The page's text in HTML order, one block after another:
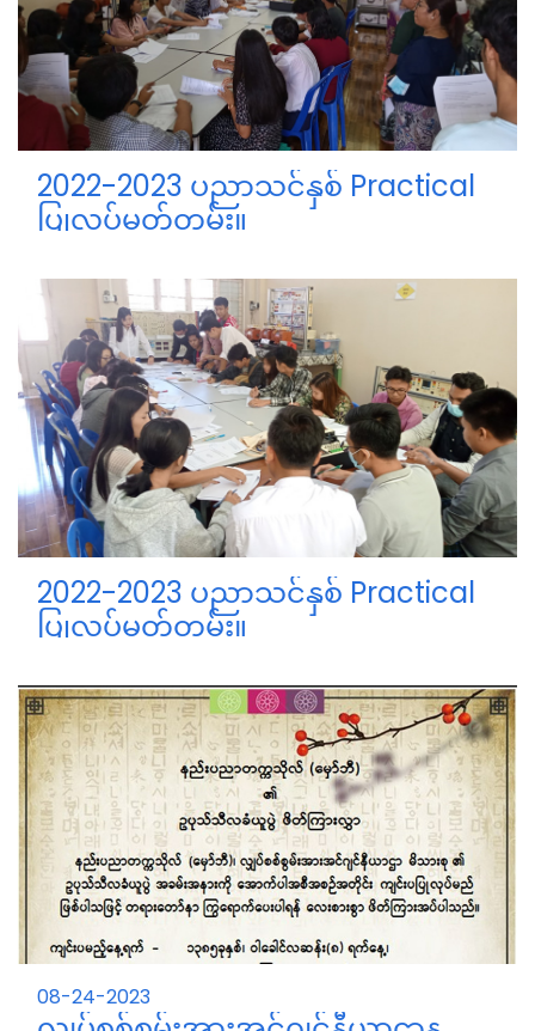
2022-2023 ပညာသင်နှစ် Practical
ပြုလုပ်မှတ်တမ်း။
2022-2023 ပညာသင်နှစ် Practical
ပြုလုပ်မှတ်တမ်း။
08-24-2023